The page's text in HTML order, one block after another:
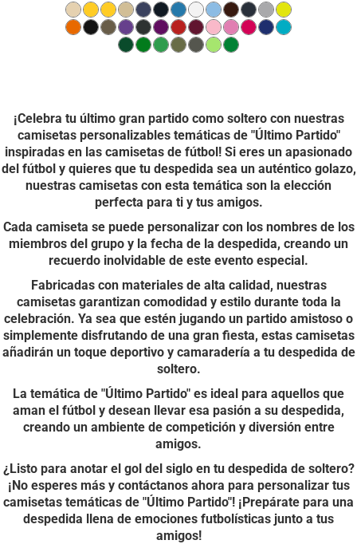
¡Celebra tu último gran partido como soltero con nuestras
camisetas personalizables temáticas de "Último Partido"
inspiradas en las camisetas de fútbol! Si eres un apasionado
del fútbol y quieres que tu despedida sea un auténtico golazo,
nuestras camisetas con esta temática son la elección
perfecta para ti y tus amigos.
Cada camiseta se puede personalizar con los nombres de los
miembros del grupo y la fecha de la despedida, creando un
recuerdo inolvidable de este evento especial.
Fabricadas con materiales de alta calidad, nuestras
camisetas garantizan comodidad y estilo durante toda la
celebración. Ya sea que estén jugando un partido amistoso o
simplemente disfrutando de una gran fiesta, estas camisetas
añadirán un toque deportivo y camaradería a tu despedida de
soltero.
La temática de "Último Partido" es ideal para aquellos que
aman el fútbol y desean llevar esa pasión a su despedida,
creando un ambiente de competición y diversión entre
amigos.
¿Listo para anotar el gol del siglo en tu despedida de soltero?
¡No esperes más y contáctanos ahora para personalizar tus
camisetas temáticas de "Último Partido"! ¡Prepárate para una
despedida llena de emociones futbolísticas junto a tus
amigos!